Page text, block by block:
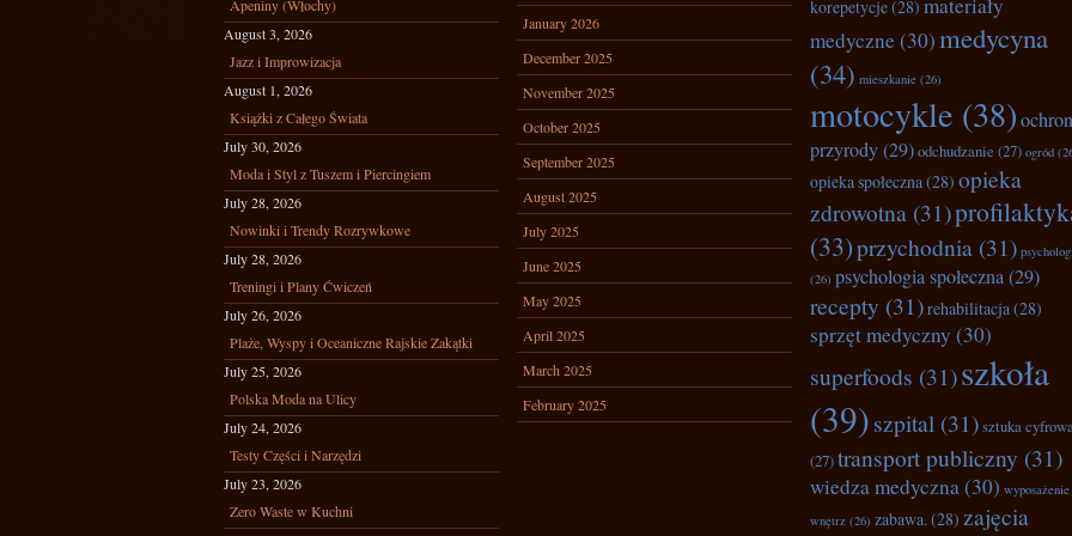
Apeniny (Włochy)
August 3, 2026
Jazz i Improwizacja
August 1, 2026
Książki z Całego Świata
July 30, 2026
Moda i Styl z Tuszem i Piercingiem
July 28, 2026
Nowinki i Trendy Rozrywkowe
July 28, 2026
Treningi i Plany Ćwiczeń
July 26, 2026
Plaże, Wyspy i Oceaniczne Rajskie Zakątki
July 25, 2026
Polska Moda na Ulicy
July 24, 2026
Testy Części i Narzędzi
July 23, 2026
Zero Waste w Kuchni
January 2026
December 2025
November 2025
October 2025
September 2025
August 2025
July 2025
June 2025
May 2025
April 2025
March 2025
February 2025
korepetycje(28)
medyczne (30)medycyna
(34) mieszkanie (26)
motocykle (38)
przyrody(29)odchudzanie (27) ogród
opieka społeczna(28) opieka
zdrowotna (31)
(33)przychodnia (31)
(26) psychologia społeczna(29)
recepty (31)rehabilitacja(28)
sprzęt medyczny (30)
superfoods (31)szkoła
(39)szpital (31)sztuka
(27)transport publiczny (31)
wiedza medyczna(30) wyposażenie
wnętrz (26) zabawa.(28) zajęcia